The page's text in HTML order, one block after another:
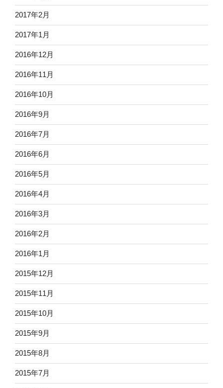
2017年2月
2017年1月
2016年12月
2016年11月
2016年10月
2016年9月
2016年7月
2016年6月
2016年5月
2016年4月
2016年3月
2016年2月
2016年1月
2015年12月
2015年11月
2015年10月
2015年9月
2015年8月
2015年7月